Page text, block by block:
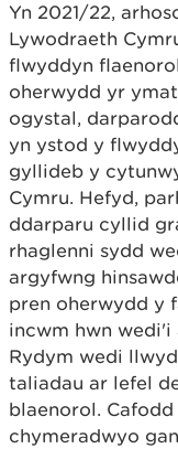
Yn 2021/22,
Lywodraeth
flwyddyn
oherwydd yr
ogystal,
yn ystod y
gyllideb y
Cymru. Hefyd,
ddarparu cyllid
rhaglenni sydd
argyfwng
pren oherwydd y
incwm hwn
Rydym wedi
taliadau ar lefel
blaenorol.
chymeradwyo